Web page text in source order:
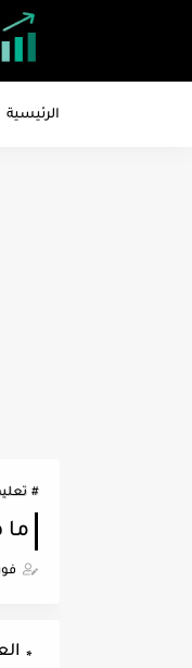
الرئيسية
ما